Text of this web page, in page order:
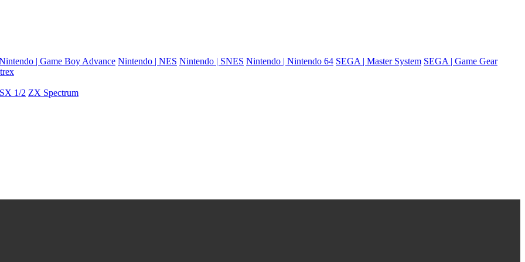
| Game Boy Advance Nintendo | NES Nintendo | SNES Nintendo | Nintendo 64 SEGA | Master System SEGA | Game Gear
1/2 ZX Spectrum